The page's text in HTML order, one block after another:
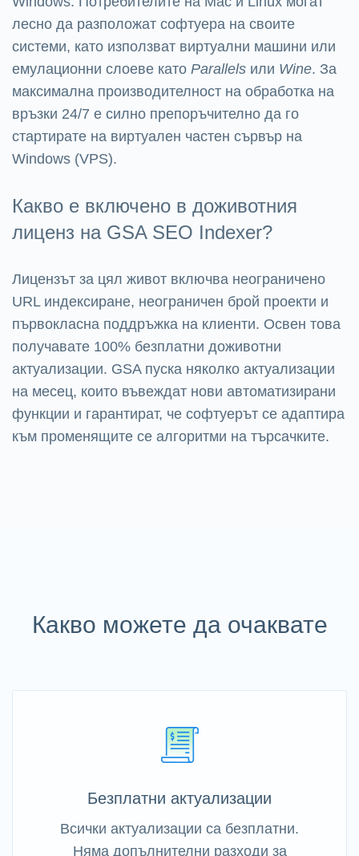
лесно да разположат софтуера на своите
системи, като използват виртуални машини или
емулационни слоеве като Parallels или Wine. За
максимална производителност на обработка на
връзки 24/7 е силно препоръчително да го
стартирате на виртуален частен сървър на
Windows (VPS).
Какво е включено в доживотния
лиценз на GSA SEO Indexer?
Лицензът за цял живот включва неограничено
URL индексиране, неограничен брой проекти и
първокласна поддръжка на клиенти. Освен това
получавате 100% безплатни доживотни
актуализации. GSA пуска няколко актуализации
на месец, които въвеждат нови автоматизирани
функции и гарантират, че софтуерът се адаптира
към променящите се алгоритми на търсачките.
Какво можете да очаквате
Безплатни актуализации
Всички актуализации са безплатни.
Няма допълнителни разходи за